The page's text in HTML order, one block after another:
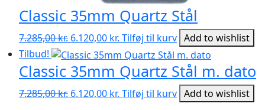
Classic 35mm Quartz Stål
7.285,00kr. Den
oprindelige
pris
var:
7.285,00 kr..
6.120,00 kr. Den
aktuelle
pris
er:
6.120,00 kr..
Tilføj til kurv Add to wishlist
Tilbud!
Classic 35mm Quartz Stål m. dato
7.285,00kr. Den
6.120,00 kr. Den
Tilføj til kurv Add to wishlist